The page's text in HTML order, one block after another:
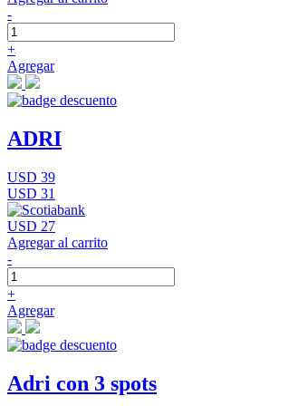
-
+
Agregar
ADRI
USD 39
USD 31
USD 27
Agregar al carrito
-
+
Agregar
Adri con 3 spots